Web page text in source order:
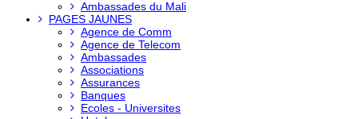
Ambassades du Mali
PAGES JAUNES
Agence de Comm
Agence de Telecom
Ambassades
Associations
Assurances
Banques
Ecoles - Universites